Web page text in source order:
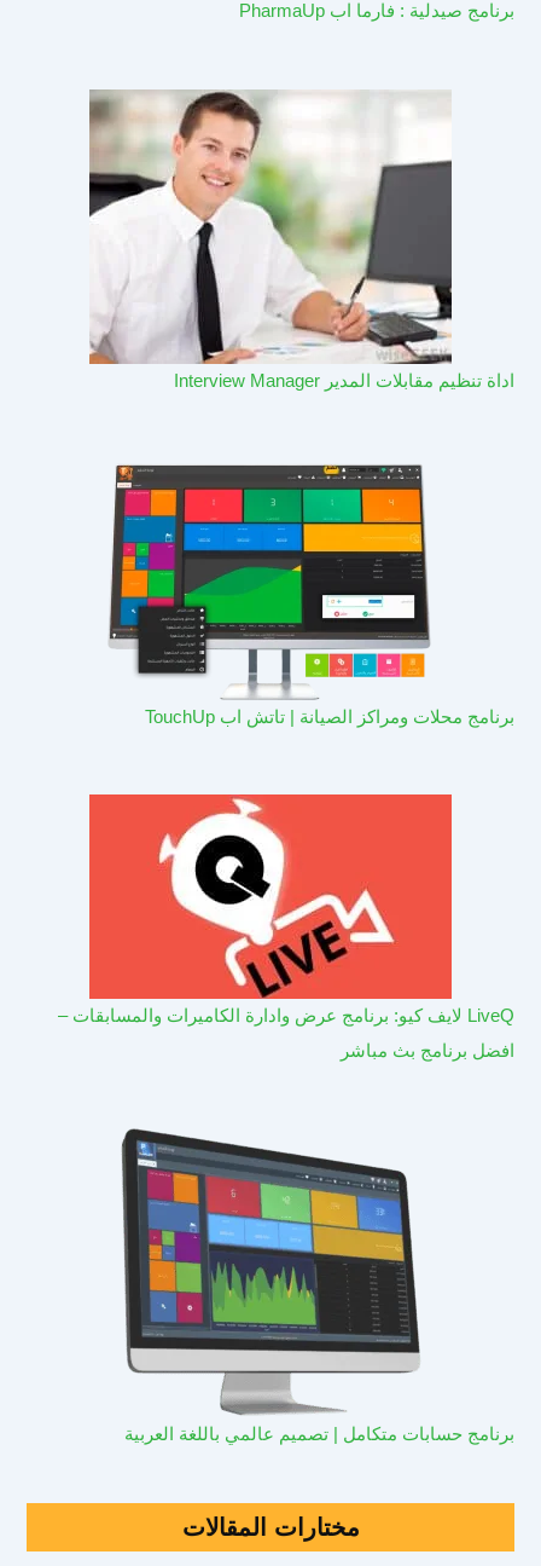
برنامج صيدلية : فارما اب PharmaUp​
اداة تنظيم مقابلات المدير Interview Manager
برنامج محلات ومراكز الصيانة | تاتش اب TouchUp
LiveQ لايف كيو: برنامج عرض وادارة الكاميرات والمسابقات –
افضل برنامج بث مباشر
برنامج حسابات متكامل | تصميم عالمي باللغة العربية
مختارات المقالات